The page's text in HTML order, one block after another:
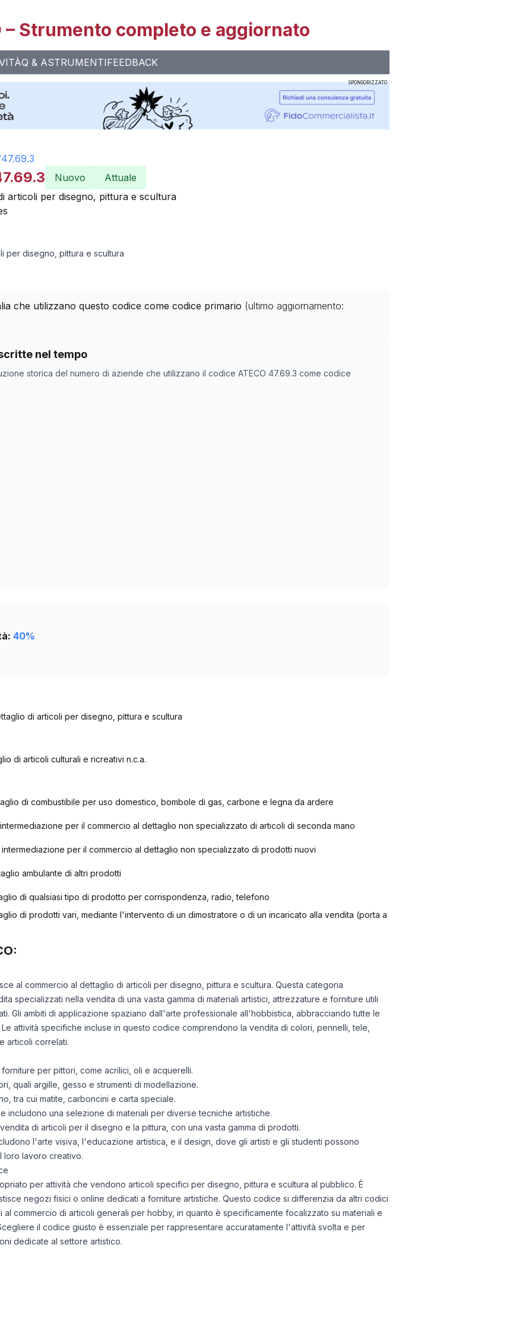
– Strumento completo e aggiornato
Q & ASTRUMENTIFEEDBACK
SPONSORIZZATO
47.69.3
Nuovo Attuale
articoli per disegno, pittura e scultura
per disegno, pittura e scultura
che utilizzano questo codice come codice primario (ultimo aggiornamento:
nel tempo
storica del numero di aziende che utilizzano il codice ATECO 47.69.3 come codice
con codice ATECO
Numero aziende
40%
di articoli per disegno, pittura e scultura
di articoli culturali e ricreativi n.c.a.
di combustibile per uso domestico, bombole di gas, carbone e legna da ardere
per il commercio al dettaglio non specializzato di articoli di seconda mano
per il commercio al dettaglio non specializzato di prodotti nuovi
ambulante di altri prodotti
di qualsiasi tipo di prodotto per corrispondenza, radio, telefono
di prodotti vari, mediante l'intervento di un dimostratore o di un incaricato alla vendita (porta a
al commercio al dettaglio di articoli per disegno, pittura e scultura. Questa categoria
specializzati nella vendita di una vasta gamma di materiali artistici, attrezzature e forniture utili
Gli ambiti di applicazione spaziano dall'arte professionale all'hobbistica, abbracciando tutte le
attività specifiche incluse in questo codice comprendono la vendita di colori, pennelli, tele,
articoli correlati.
per pittori, come acrilici, oli e acquerelli.
quali argille, gesso e strumenti di modellazione.
tra cui matite, carboncini e carta speciale.
includono una selezione di materiali per diverse tecniche artistiche.
di articoli per il disegno e la pittura, con una vasta gamma di prodotti.
l'arte visiva, l'educazione artistica, e il design, dove gli artisti e gli studenti possono
loro lavoro creativo.
per attività che vendono articoli specifici per disegno, pittura e scultura al pubblico. È
negozi fisici o online dedicati a forniture artistiche. Questo codice si differenzia da altri codici
al commercio di articoli generali per hobby, in quanto è specificamente focalizzato su materiali e
il codice giusto è essenziale per rappresentare accuratamente l'attività svolta e per
dedicate al settore artistico.